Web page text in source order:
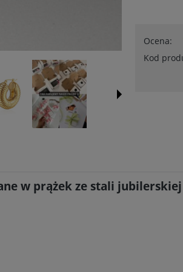
Ocena:
Kod
w prążek ze stali jubilerskiej